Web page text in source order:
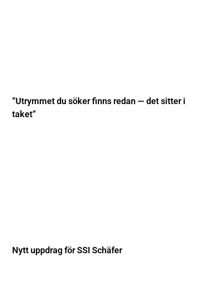
”Utrymmet du söker finns redan — det sitter i
taket”
Nytt uppdrag för SSI Schäfer